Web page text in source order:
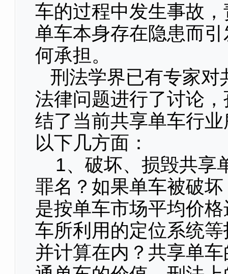
车的过程中发生事故
单车本身存在隐患而
何承担。
刑法学界已有专家对
法律问题进行了讨论
结了当前共享单车行
以下几方面：
1、破坏、损毁共享
罪名？如果单车被破
是按单车市场平均价
车所利用的定位系统
并计算在内？共享单